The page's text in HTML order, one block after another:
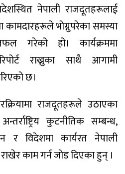
नेपाली राजदूतहरूलाई
कामदारहरूले भोग्नुपरेका समस्या
गरेको हो। कार्यक्रममा
राख्नुका साथै आगामी
छ।
राजदूतहरूले उठाएका
कुटनीतिक सम्बन्ध,
र विदेशमा कार्यरत नेपाली
काम गर्न जोड दिएका हुन् ।